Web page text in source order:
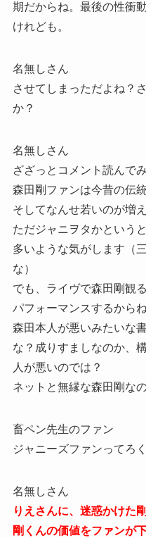
期だからね。最後の性衝
けれども。
名無しさん
させてしまっただよね？
か？
名無しさん
ざざっとコメント読んでみ
森田剛ファンは今昔の伝
そしてなんせ若いのが増え
ただジャニヲタかという
多いような気がします（
な）
でも、ライヴで森田剛観
パフォーマンスするからね
森田本人が悪いみたいな
な？成りすましなのか、
人が悪いのでは？
ネットと無縁な森田剛な
畜ペン先生のファン
ジャニーズファンってろ
名無しさん
りえさんに、迷惑かけた
剛くんの価値をファンが